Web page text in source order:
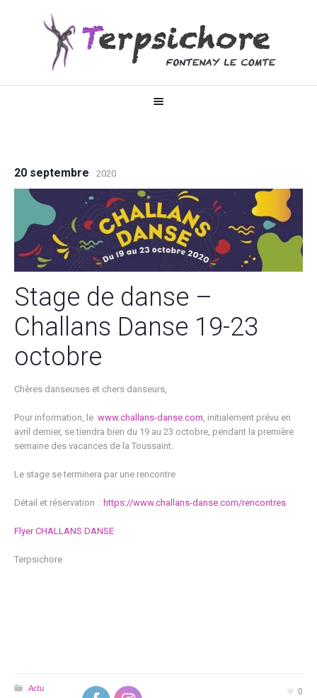
20 septembre 2020
Stage de danse –
Challans Danse 19-23
octobre
Chères danseuses et chers danseurs,
Pour information, le www.challans-danse.com, initialement prévu en
avril dernier, se tiendra bien du 19 au 23 octobre, pendant la première
semaine des vacances de la Toussaint.
Le stage se terminera par une rencontre
Détail et réservation : https://www.challans-danse.com/rencontres
Flyer CHALLANS DANSE
Terpsichore
0
Actu